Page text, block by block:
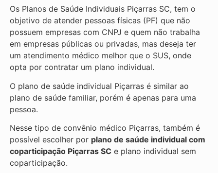
Os Planos de Saúde Individuais Piçarras SC, tem o
objetivo de atender pessoas físicas (PF) que não
possuem empresas com CNPJ e quem não trabalha
em empresas públicas ou privadas, mas deseja ter
um atendimento médico melhor que o SUS, onde
opta por contratar um plano individual.
O plano de saúde individual Piçarras é similar ao
plano de saúde familiar, porém é apenas para uma
pessoa.
Nesse tipo de convênio médico Piçarras, também é
possível escolher por plano de saúde individual com
coparticipação Piçarras SC e plano individual sem
coparticipação.